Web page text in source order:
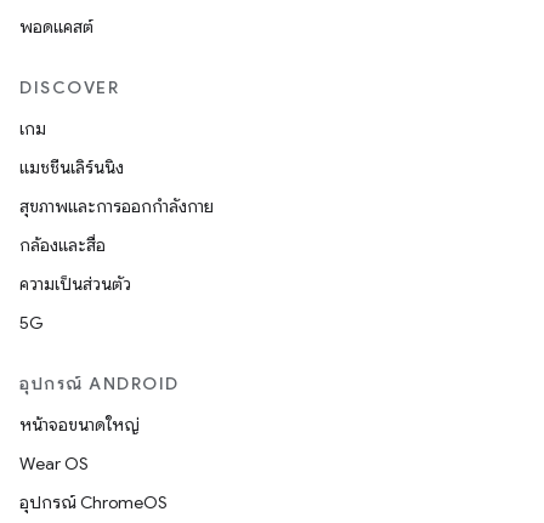
พอดแคสต์
DISCOVER
เกม
แมชชีนเลิร์นนิง
สุขภาพและการออกกำลังกาย
กล้องและสื่อ
ความเป็นส่วนตัว
5G
อุปกรณ์ ANDROID
หน้าจอขนาดใหญ่
Wear OS
อุปกรณ์ ChromeOS